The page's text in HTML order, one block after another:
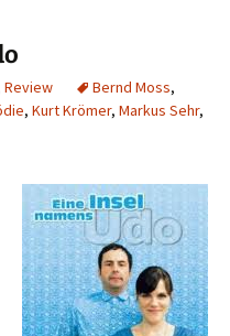
Review Bernd Moss,
, Kurt Krömer, Markus Sehr,